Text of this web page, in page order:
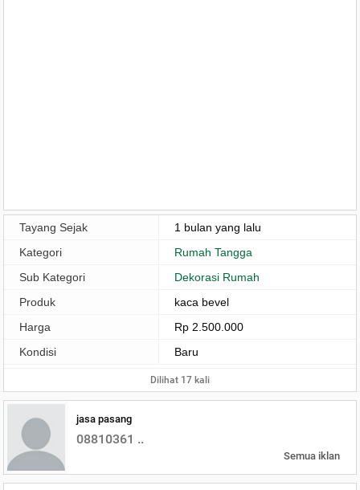
Tayang Sejak
1 bulan yang lalu
Kategori
Rumah Tangga
Sub Kategori
Dekorasi Rumah
Produk
kaca bevel
Harga
Rp 2.500.000
Kondisi
Baru
Dilihat 17 kali
jasa pasang
08810361 ..
Semua iklan